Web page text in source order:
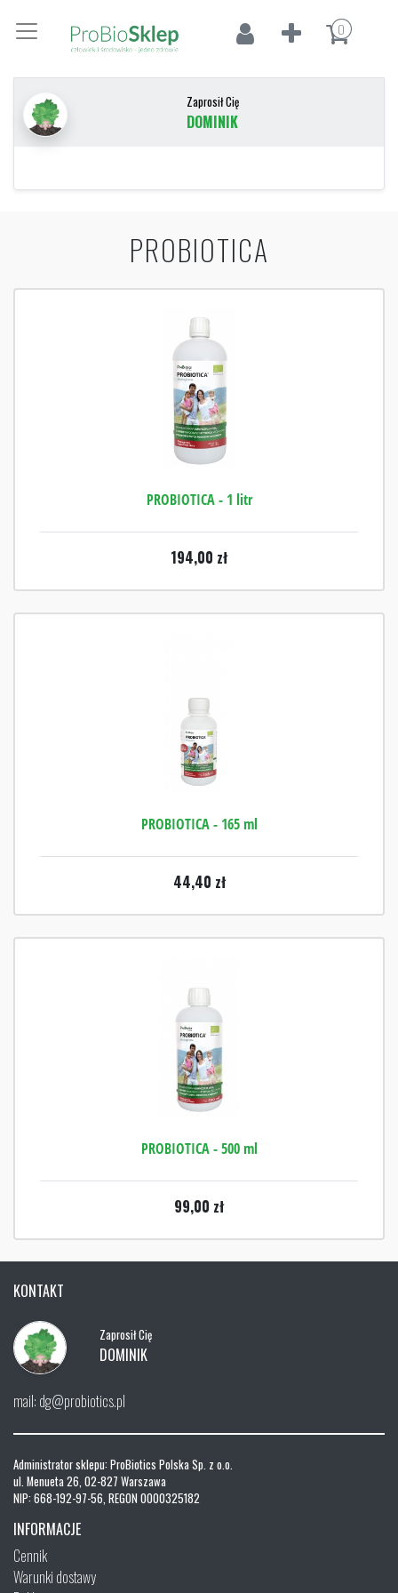
0
Zaprosił Cię
DOMINIK
PROBIOTICA
PROBIOTICA - 1 litr
194,00 zł
PROBIOTICA - 165 ml
44,40 zł
PROBIOTICA - 500 ml
99,00 zł
KONTAKT
Zaprosił Cię
DOMINIK
mail: dg@probiotics.pl
Administrator sklepu: ProBiotics Polska Sp. z o.o.
ul. Menueta 26, 02-827 Warszawa
NIP: 668-192-97-56, REGON 0000325182
INFORMACJE
Cennik
Warunki dostawy